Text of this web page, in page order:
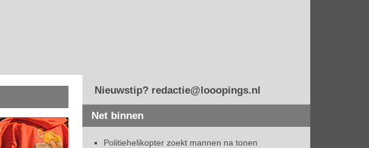
Nieuwstip? redactie@looopings.nl
Net binnen
Politiehelikopter zoekt mannen na tonen